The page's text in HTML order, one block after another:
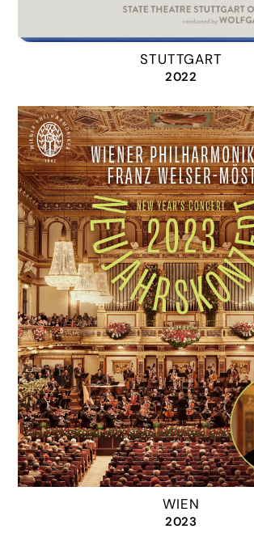
STUTTGART
2022
WIEN
2023